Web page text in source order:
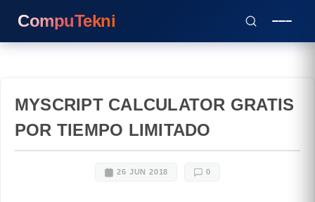
CompuTekni
MYSCRIPT CALCULATOR GRATIS
POR TIEMPO LIMITADO
26 JUN 2018 0